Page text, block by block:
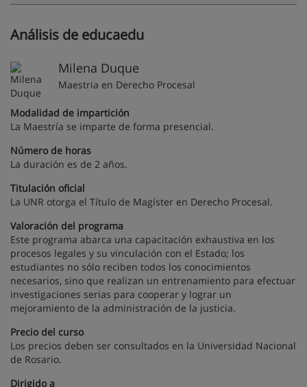
Análisis de educaedu
Milena Duque
Maestria en Derecho Procesal
Modalidad de impartición
La Maestría se imparte de forma presencial.
Número de horas
La duración es de 2 años.
Titulación oficial
La UNR otorga el Título de Magíster en Derecho Procesal.
Valoración del programa
Este programa abarca una capacitación exhaustiva en los
procesos legales y su vinculación con el Estado; los
estudiantes no sólo reciben todos los conocimientos
necesarios, sino que realizan un entrenamiento para efectuar
investigaciones serias para cooperar y lograr un
mejoramiento de la administración de la justicia.
Precio del curso
Los precios deben ser consultados en la Universidad Nacional
de Rosario.
Dirigido a